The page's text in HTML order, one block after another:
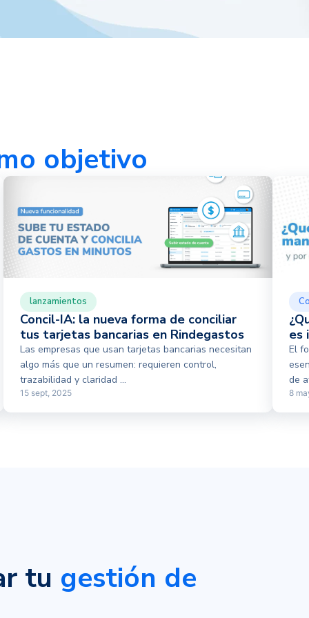
objetivo
lanzamientos
Concil-IA: la nueva forma de conciliar
tus tarjetas bancarias en Rindegastos
Las empresas que usan tarjetas bancarias necesitan
algo más que un resumen: requieren control,
trazabilidad y claridad ...
15 sept, 2025
es
El
de
8
tu gestión de